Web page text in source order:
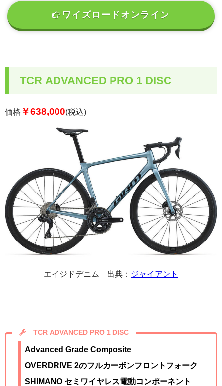
ワイズロードオンライン
TCR ADVANCED PRO 1 DISC
価格 ￥638,000(税込)
エイジドデニム 出典： ジャイアント
TCR ADVANCED PRO 1 DISC
Advanced Grade Composite
OVERDRIVE 2のフルカーボンフロントフォーク
SHIMANO セミワイヤレス電動コンポーネント